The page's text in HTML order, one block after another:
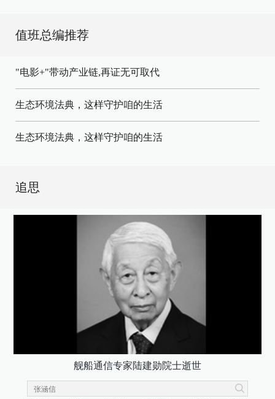
值班总编推荐
"电影+"带动产业链,再证无可取代
生态环境法典，这样守护咱的生活
生态环境法典，这样守护咱的生活
追思
舰船通信专家陆建勋院士逝世